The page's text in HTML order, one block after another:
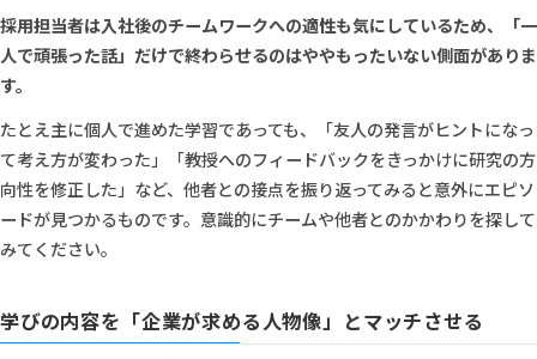
採用担当者は入社後のチームワークへの適性も気にしているため、「一
人で頑張った話」だけで終わらせるのはややもったいない側面がありま
す。
たとえ主に個人で進めた学習であっても、「友人の発言がヒントになっ
て考え方が変わった」「教授へのフィードバックをきっかけに研究の方
向性を修正した」など、他者との接点を振り返ってみると意外にエピソ
ードが見つかるものです。意識的にチームや他者とのかかわりを探して
みてください。
学びの内容を「企業が求める人物像」とマッチさせる